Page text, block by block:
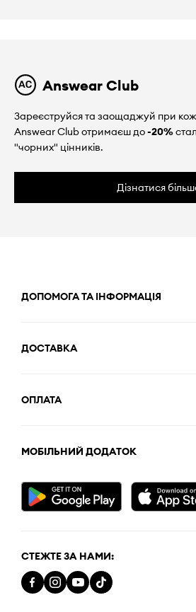
Answear Club
Зареєструйся та заощаджуй при
Answear Club отримаєш до-20%
"чорних" цінників.
Дізнатися
ДОПОМОГА ТА ІНФОРМАЦІЯ
ДОСТАВКА
ОПЛАТА
МОБІЛЬНИЙ ДОДАТОК
СТЕЖТЕ ЗА НАМИ: